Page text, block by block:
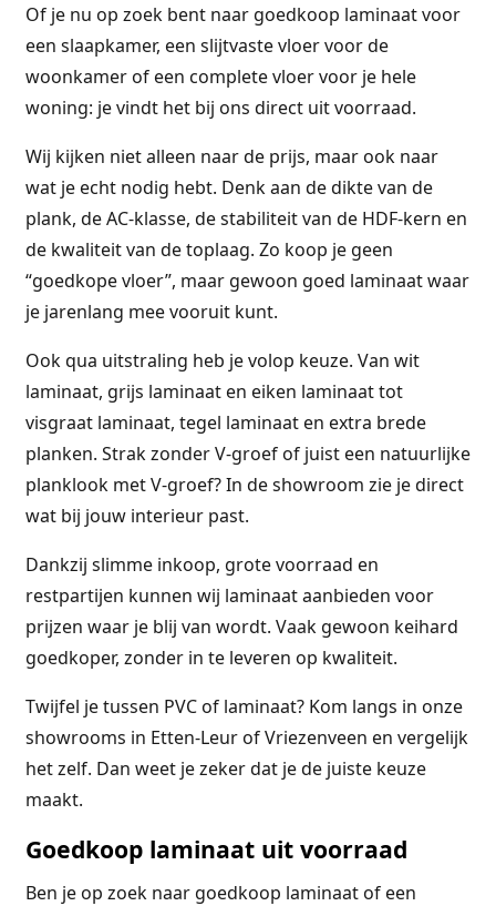
Of je nu op zoek bent naar goedkoop laminaat voor
een slaapkamer, een slijtvaste vloer voor de
woonkamer of een complete vloer voor je hele
woning: je vindt het bij ons direct uit voorraad.
Wij kijken niet alleen naar de prijs, maar ook naar
wat je echt nodig hebt. Denk aan de dikte van de
plank, de AC-klasse, de stabiliteit van de HDF-kern en
de kwaliteit van de toplaag. Zo koop je geen
“goedkope vloer”, maar gewoon goed laminaat waar
je jarenlang mee vooruit kunt.
Ook qua uitstraling heb je volop keuze. Van wit
laminaat, grijs laminaat en eiken laminaat tot
visgraat laminaat, tegel laminaat en extra brede
planken. Strak zonder V-groef of juist een natuurlijke
planklook met V-groef? In de showroom zie je direct
wat bij jouw interieur past.
Dankzij slimme inkoop, grote voorraad en
restpartijen kunnen wij laminaat aanbieden voor
prijzen waar je blij van wordt. Vaak gewoon keihard
goedkoper, zonder in te leveren op kwaliteit.
Twijfel je tussen PVC of laminaat? Kom langs in onze
showrooms in Etten-Leur of Vriezenveen en vergelijk
het zelf. Dan weet je zeker dat je de juiste keuze
maakt.
Goedkoop laminaat uit voorraad
Ben je op zoek naar goedkoop laminaat of een